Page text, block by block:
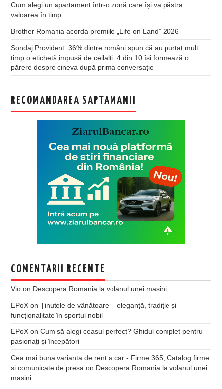
Cum alegi un apartament într-o zonă care își va păstra
valoarea în timp
Brother Romania acorda premiile „Life on Land” 2026
Sondaj Provident: 36% dintre români spun că au purtat mult
timp o etichetă impusă de ceilalți. 4 din 10 își formează o
părere despre cineva după prima conversație
RECOMANDAREA SAPTAMANII
COMENTARII RECENTE
Vio on Descopera Romania la volanul unei masini
EPoX onȚinutele de vânătoare – eleganță, tradiție și
funcționalitate în sportul nobil
EPoX onCum să alegi ceasul perfect? Ghidul complet pentru
pasionați și începători
Cea mai buna varianta de rent a car - Firme 365, Catalog firme
si comunicate de presa on Descopera Romania la volanul unei
masini